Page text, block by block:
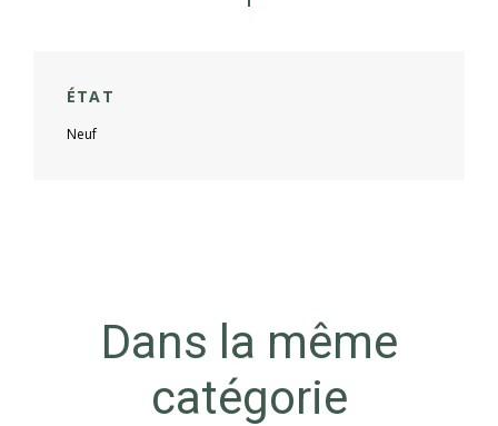
ÉTAT
Neuf
Dans la même
catégorie